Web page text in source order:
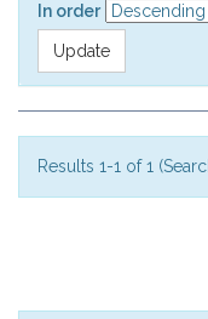
In order
Results 1-1 of 1